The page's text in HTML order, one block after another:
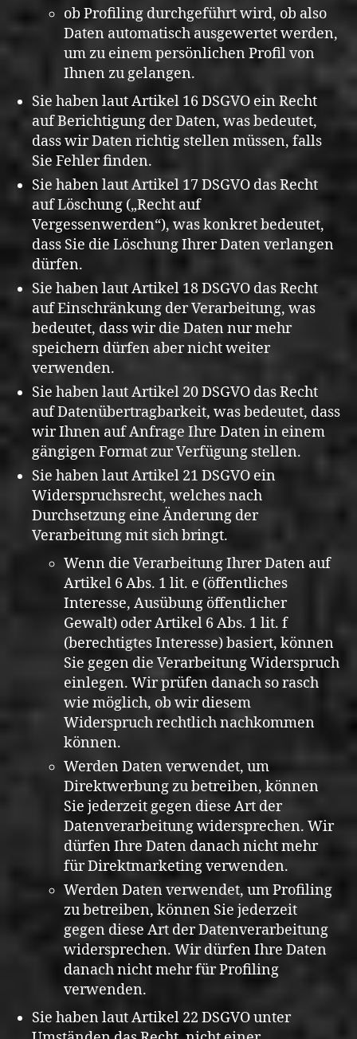
ob Profiling durchgeführt wird, ob also
Daten automatisch ausgewertet werden,
um zu einem persönlichen Profil von
Ihnen zu gelangen.
Sie haben laut Artikel 16 DSGVO ein Recht
auf Berichtigung der Daten, was bedeutet,
dass wir Daten richtig stellen müssen, falls
Sie Fehler finden.
Sie haben laut Artikel 17 DSGVO das Recht
auf Löschung („Recht auf
Vergessenwerden“), was konkret bedeutet,
dass Sie die Löschung Ihrer Daten verlangen
dürfen.
Sie haben laut Artikel 18 DSGVO das Recht
auf Einschränkung der Verarbeitung, was
bedeutet, dass wir die Daten nur mehr
speichern dürfen aber nicht weiter
verwenden.
Sie haben laut Artikel 20 DSGVO das Recht
auf Datenübertragbarkeit, was bedeutet, dass
wir Ihnen auf Anfrage Ihre Daten in einem
gängigen Format zur Verfügung stellen.
Sie haben laut Artikel 21 DSGVO ein
Widerspruchsrecht, welches nach
Durchsetzung eine Änderung der
Verarbeitung mit sich bringt.
Wenn die Verarbeitung Ihrer Daten auf
Artikel 6 Abs. 1 lit. e (öffentliches
Interesse, Ausübung öffentlicher
Gewalt) oder Artikel 6 Abs. 1 lit. f
(berechtigtes Interesse) basiert, können
Sie gegen die Verarbeitung Widerspruch
einlegen. Wir prüfen danach so rasch
wie möglich, ob wir diesem
Widerspruch rechtlich nachkommen
können.
Werden Daten verwendet, um
Direktwerbung zu betreiben, können
Sie jederzeit gegen diese Art der
Datenverarbeitung widersprechen. Wir
dürfen Ihre Daten danach nicht mehr
für Direktmarketing verwenden.
Werden Daten verwendet, um Profiling
zu betreiben, können Sie jederzeit
gegen diese Art der Datenverarbeitung
widersprechen. Wir dürfen Ihre Daten
danach nicht mehr für Profiling
verwenden.
Sie haben laut Artikel 22 DSGVO unter